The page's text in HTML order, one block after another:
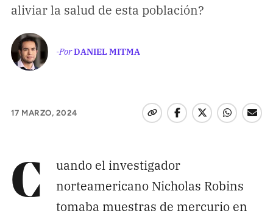
Pon tu lupa sobre lo
que importa
Dona aquí
Enviar
aliviar la salud de esta población?
-PorDANIEL MITMA
17 MARZO, 2024
C
uando el investigador
norteamericano Nicholas Robins
tomaba muestras de mercurio en